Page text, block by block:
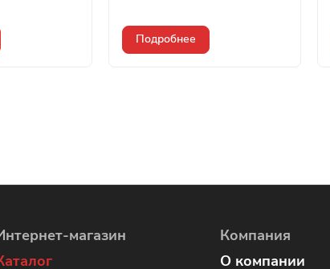
Подробнее
магазин
Компания
О компании